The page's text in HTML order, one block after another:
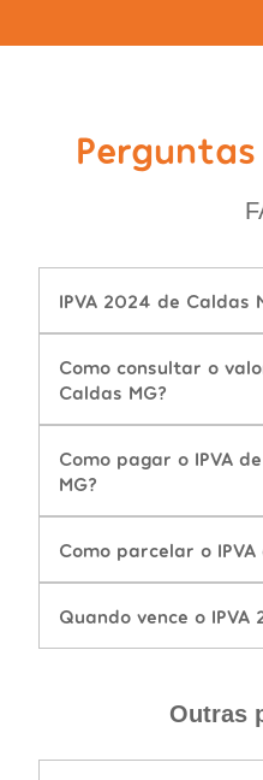
IPVA 2024 de Caldas
Como consultar o
Caldas MG?
Como pagar o IPVA
MG?
Como parcelar o
Quando vence o IPVA
Outras